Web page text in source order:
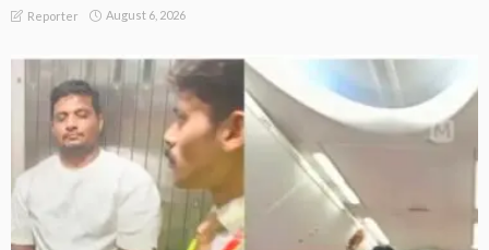
Reporter August 6, 2026